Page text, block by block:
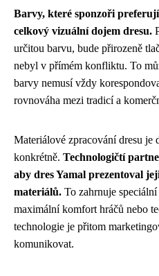
Barvy, které sponzoři
celkový vizuální dojem dresu.
určitou barvu, bude přirozeně
nebyl v přímém konfliktu. To
barvy nemusí vždy
rovnováha mezi tradicí a
Materiálové zpracování dresu
konkrétně. Technologičtí
aby dres Yamal prezentoval
materiálů. To zahrnuje
maximální komfort hráčů nebo
technologie je přitom
komunikovat.